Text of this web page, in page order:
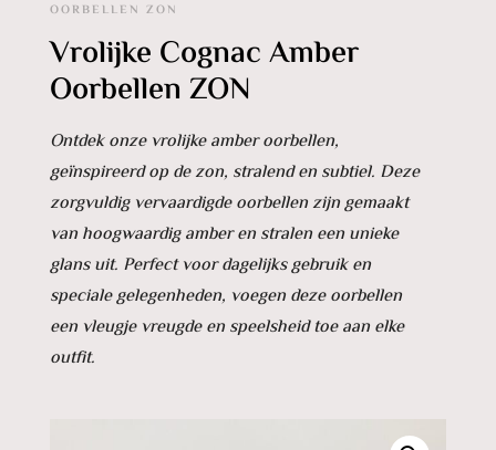
OORBELLEN ZON
Vrolijke Cognac Amber
Oorbellen ZON
Ontdek onze vrolijke amber oorbellen,
geïnspireerd op de zon, stralend en subtiel. Deze
zorgvuldig vervaardigde oorbellen zijn gemaakt
van hoogwaardig amber en stralen een unieke
glans uit. Perfect voor dagelijks gebruik en
speciale gelegenheden, voegen deze oorbellen
een vleugje vreugde en speelsheid toe aan elke
outfit.